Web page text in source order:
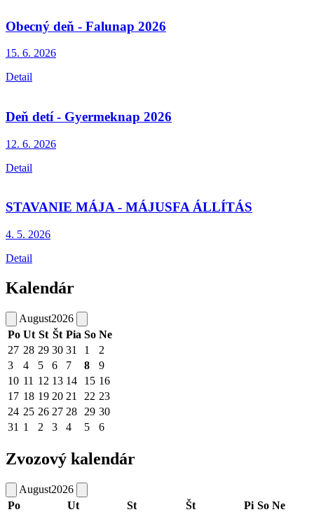
Obecný deň - Falunap 2026
15. 6. 2026
Detail
Deň detí - Gyermeknap 2026
12. 6. 2026
Detail
STAVANIE MÁJA - MÁJUSFA ÁLLÍTÁS
4. 5. 2026
Detail
Kalendár
August2026
Po Ut St Št Pia So Ne
27 28 29 30 31 1
2
3
4 5 6 7 8
9
10 11 12 13 14 15 16
17 18 19 20 21 22 23
24 25 26 27 28 29 30
31 1 2 3 4 5 6
Zvozový kalendár
August2026
Po
Ut St Št Pi So Ne